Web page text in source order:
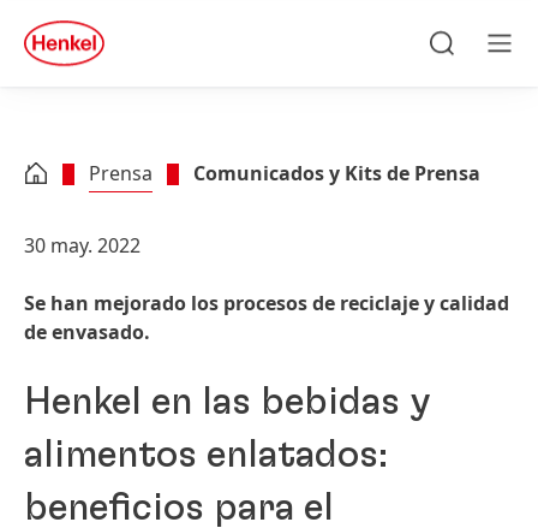
Skip to footer
quick
search
Prensa Comunicados y Kits de Prensa
30 may. 2022
Se han mejorado los procesos de reciclaje y calidad
de envasado.
Henkel en las bebidas y
alimentos enlatados:
beneficios para el